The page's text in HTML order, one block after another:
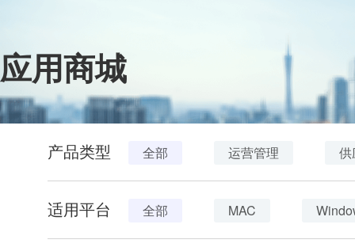
应用商城
产品类型 全部 运营管理 供
适用平台 全部 MAC